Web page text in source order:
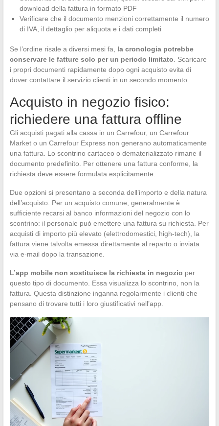
download della fattura in formato PDF
Verificare che il documento menzioni correttamente il numero
di IVA, il dettaglio per aliquota e i dati completi
Se l’ordine risale a diversi mesi fa, la cronologia potrebbe
conservare le fatture solo per un periodo limitato . Scaricare
i propri documenti rapidamente dopo ogni acquisto evita di
dover contattare il servizio clienti in un secondo momento.
Acquisto in negozio fisico:
richiedere una fattura offline
Gli acquisti pagati alla cassa in un Carrefour, un Carrefour
Market o un Carrefour Express non generano automaticamente
una fattura. Lo scontrino cartaceo o dematerializzato rimane il
documento predefinito. Per ottenere una fattura conforme, la
richiesta deve essere formulata esplicitamente.
Due opzioni si presentano a seconda dell’importo e della natura
dell’acquisto. Per un acquisto comune, generalmente è
sufficiente recarsi al banco informazioni del negozio con lo
scontrino: il personale può emettere una fattura su richiesta. Per
acquisti di importo più elevato (elettrodomestici, high-tech), la
fattura viene talvolta emessa direttamente al reparto o inviata
via e-mail dopo la transazione.
L’app mobile non sostituisce la richiesta in negozio per
questo tipo di documento. Essa visualizza lo scontrino, non la
fattura. Questa distinzione inganna regolarmente i clienti che
pensano di trovare tutti i loro giustificativi nell’app.